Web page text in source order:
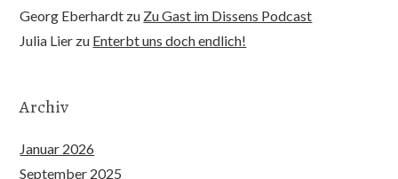
Georg Eberhardt zu Zu Gast im Dissens Podcast
Julia Lier zu Enterbt uns doch endlich!
Archiv
Januar 2026
September 2025